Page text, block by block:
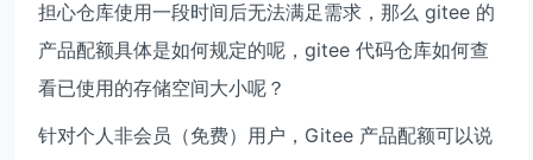
担心仓库使用一段时间后无法满足需求，那么 gitee 的
产品配额具体是如何规定的呢，gitee 代码仓库如何查
看已使用的存储空间大小呢？
针对个人非会员（免费）用户，Gitee 产品配额可以说